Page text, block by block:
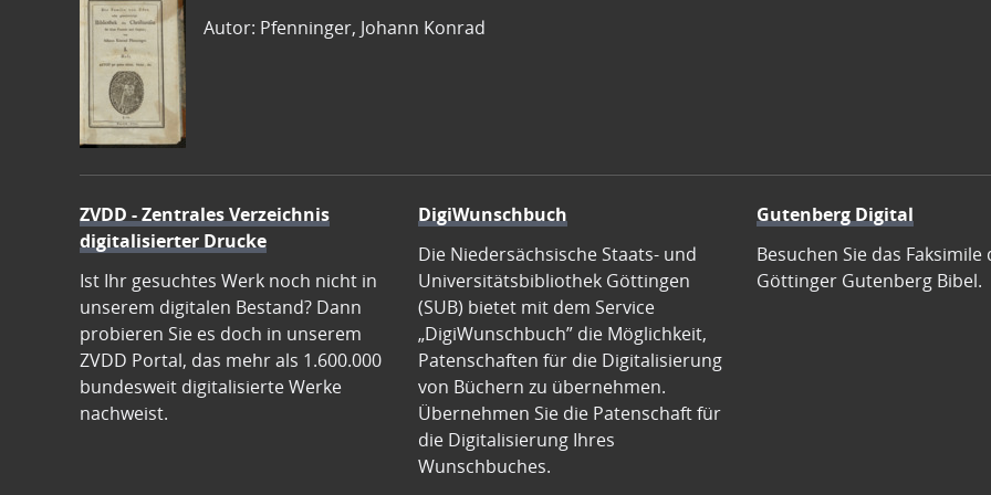
Autor: Pfenninger, Johann Konrad
ZVDD - Zentrales Verzeichnis
digitalisierter Drucke
Ist Ihr gesuchtes Werk noch nicht in
unserem digitalen Bestand? Dann
probieren Sie es doch in unserem
ZVDD Portal, das mehr als 1.600.000
bundesweit digitalisierte Werke
nachweist.
DigiWunschbuch
Die Niedersächsische Staats- und
Universitätsbibliothek Göttingen
(SUB) bietet mit dem Service
„DigiWunschbuch” die Möglichkeit,
Patenschaften für die Digitalisierung
von Büchern zu übernehmen.
Übernehmen Sie die Patenschaft für
die Digitalisierung Ihres
Wunschbuches.
Gutenberg Digital
Besuchen Sie das Faksimile
Göttinger Gutenberg Bibel.